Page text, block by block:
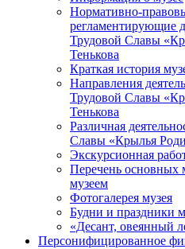
Нормативно-
регламентирующие
Трудовой Славы
Тенькова
Краткая история
Направления
Трудовой Славы
Тенькова
Различная
Славы «Крылья
Экскурсионная
Перечень основных
музеем
Фотогалерея музея
Будни и праздники
«Десант, овеянный
Персонифицированное